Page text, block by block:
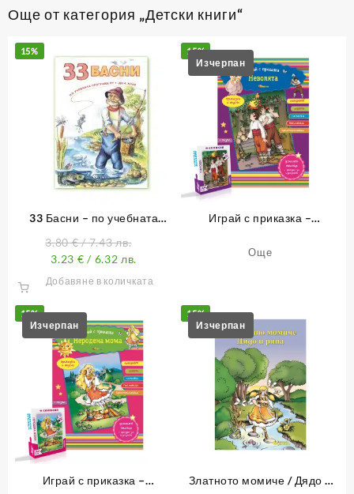
Още от категория „Детски книги“
15%
33 Басни – по учебната
3.80€/ 7.43 лв.
3.23 € / 6.32 лв.
Добавяне в количката
15%
Играй с приказка –
Още
15%
Играй с приказка –
15%
Златното момиче / Дядо и